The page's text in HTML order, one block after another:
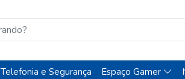
Telefonia e Segurança Espaço Gamer